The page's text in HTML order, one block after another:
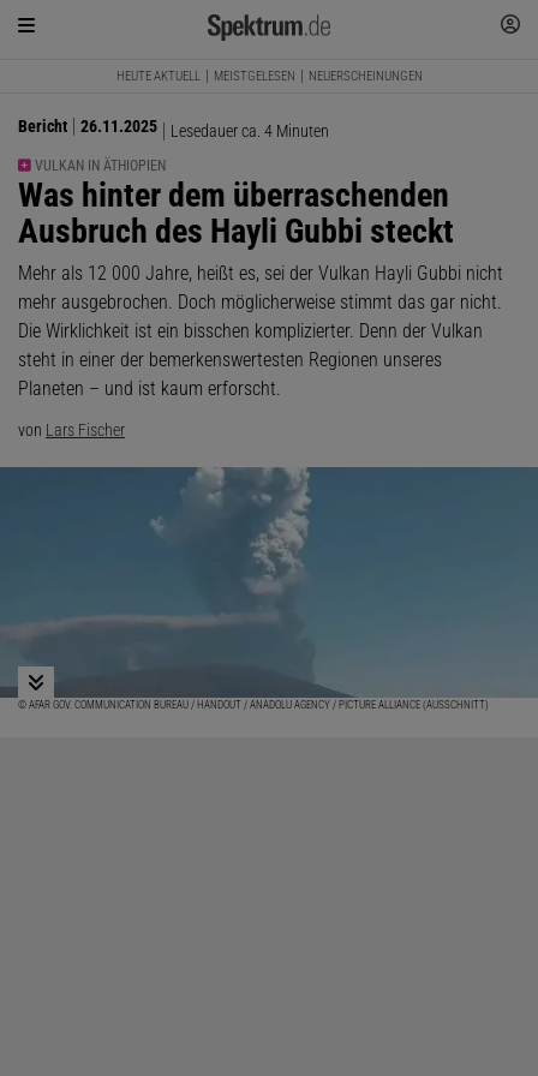
HEUTE AKTUELL MEISTGELESEN NEUERSCHEINUNGEN
Bericht 26.11.2025 Lesedauer ca. 4 Minuten
VULKAN IN ÄTHIOPIEN
:
Was hinter dem überraschenden
Ausbruch des Hayli Gubbi steckt
Mehr als 12 000 Jahre, heißt es, sei der Vulkan Hayli Gubbi nicht
mehr ausgebrochen. Doch möglicherweise stimmt das gar nicht.
Die Wirklichkeit ist ein bisschen komplizierter. Denn der Vulkan
steht in einer der bemerkenswertesten Regionen unseres
Planeten – und ist kaum erforscht.
von Lars Fischer
© AFAR GOV. COMMUNICATION BUREAU / HANDOUT / ANADOLU AGENCY / PICTURE ALLIANCE (AUSSCHNITT)